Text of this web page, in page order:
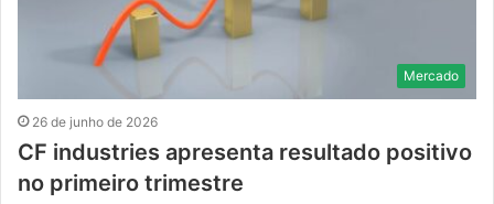
Mercado
26 de junho de 2026
CF industries apresenta resultado positivo
no primeiro trimestre